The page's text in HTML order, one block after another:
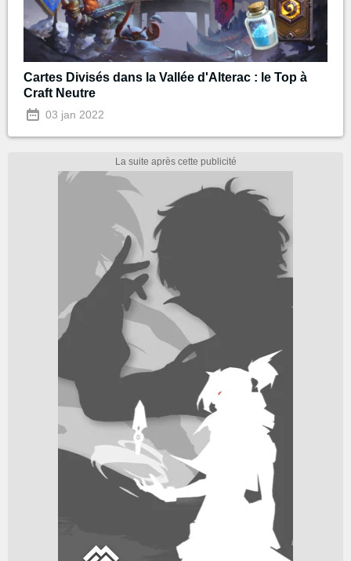
Cartes Divisés dans la Vallée d'Alterac : le Top à
Craft Neutre
03 jan 2022